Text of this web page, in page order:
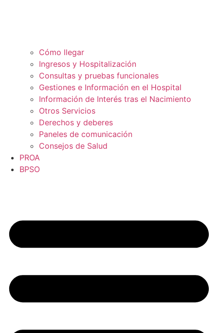
Cómo llegar
Ingresos y Hospitalización
Consultas y pruebas funcionales
Gestiones e Información en el Hospital
Información de Interés tras el Nacimiento
Otros Servicios
Derechos y deberes
Paneles de comunicación
Consejos de Salud
PROA
BPSO